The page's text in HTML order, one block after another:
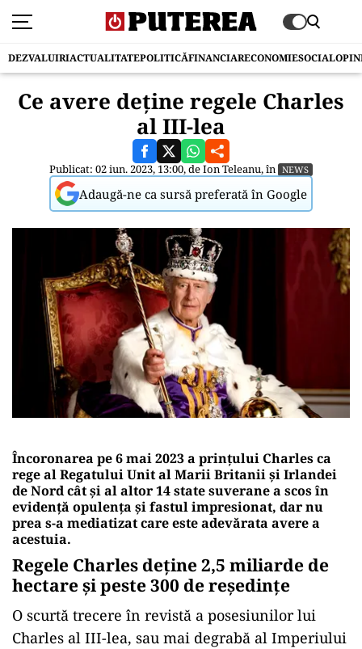
DEZVALUIRIACTUALITATEPOLITICĂFINANCIARECONOMIESOCIAL
Ce avere deține regele Charles
al III-lea
Publicat: 02 iun. 2023, 13:00, deIon Teleanu, în NEWS
Adaugă-ne ca sursă preferată în Google
Încoronarea pe 6 mai 2023 a prințului Charles ca
rege al Regatului Unit al Marii Britanii și Irlandei
de Nord cât și al altor 14 state suverane a scos în
evidență opulența și fastul impresionat, dar nu
prea s-a mediatizat care este adevărata avere a
acestuia.
Regele Charles deține 2,5 miliarde de
hectare și peste 300 de reședințe
O scurtă trecere în revistă a posesiunilor lui
Charles al III-lea, sau mai degrabă al Imperiului